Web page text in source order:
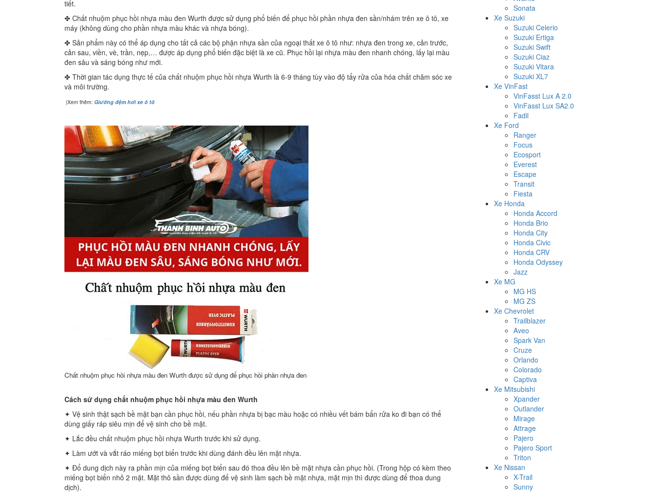
tiết.
✤ Chất nhuộm phục hồi nhựa màu đen Wurth được sử dụng phổ biến để phục hồi phần nhựa đen sần/nhám trên xe ô tô, xe
máy (không dùng cho phần nhựa màu khác và nhựa bóng).
✤ Sản phẩm này có thể áp dụng cho tất cả các bộ phận nhựa sần của ngoại thất xe ô tô như: nhựa đen trong xe, cản trước,
cản sau, viền, vè, trần, nẹp,… được áp dụng phổ biến đặc biệt là xe cũ. Phục hồi lại nhựa màu đen nhanh chóng, lấy lại màu
đen sâu và sáng bóng như mới.
✤ Thời gian tác dụng thực tế của chất nhuộm phục hồi nhựa Wurth là 6-9 tháng tùy vào độ tẩy rửa của hóa chất chăm sóc xe
và môi trường.
|Xem thêm: Giường đệm hơi xe ô tô
Chất nhuộm phục hồi nhựa màu đen Wurth được sử dụng để phục hồi phần nhựa đen
Cách sử dụng chất nhuộm phục hồi nhựa màu đen Wurth
✦ Vệ sinh thật sạch bề mặt bạn cần phục hồi, nếu phần nhựa bị bạc màu hoặc có nhiều vết bám bẩn rửa ko đi bạn có thể
dùng giấy ráp siêu mịn để vệ sinh cho bề mặt.
✦ Lắc đều chất nhuộm phục hồi nhựa Wurth trước khi sử dụng.
✦ Làm ướt và vắt ráo miếng bọt biển trước khi dùng đánh đều lên mặt nhựa.
✦ Đổ dung dịch này ra phần mịn của miếng bọt biển sau đó thoa đều lên bề mặt nhựa cần phục hồi. (Trong hộp có kèm theo
miếng bọt biển nhỏ 2 mặt. Mặt thô sần được dùng để vệ sinh làm sạch bề mặt nhựa, mặt mịn thì được dùng để thoa dung
dịch).
Sonata
Xe Suzuki
Suzuki Celerio
Suzuki Ertiga
Suzuki Swift
Suzuki Ciaz
Suzuki Vitara
Suzuki XL7
Xe VinFast
VinFasst Lux A 2.0
VinFasst Lux SA2.0
Fadil
Xe Ford
Ranger
Focus
Ecosport
Everest
Escape
Transit
Fiesta
Xe Honda
Honda Accord
Honda Brio
Honda City
Honda Civic
Honda CRV
Honda Odyssey
Jazz
Xe MG
MG HS
MG ZS
Xe Chevrolet
Trailblazer
Aveo
Spark Van
Cruze
Orlando
Colorado
Captiva
Xe Mitsubishi
Xpander
Outlander
Mirage
Attrage
Pajero
Pajero Sport
Triton
Xe Nissan
X-Trail
Sunny